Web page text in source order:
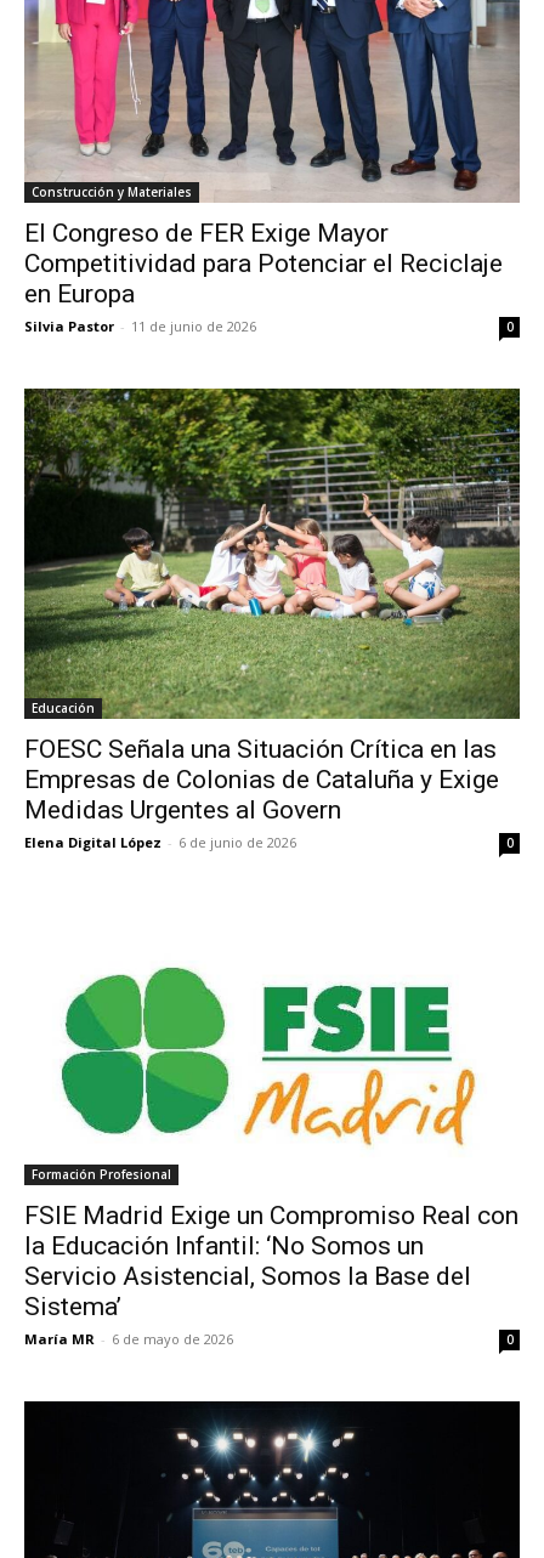
Construcción y Materiales
El Congreso de FER Exige Mayor
Competitividad para Potenciar el Reciclaje
en Europa
Silvia Pastor - 11 de junio de 2026 0
Educación
FOESC Señala una Situación Crítica en las
Empresas de Colonias de Cataluña y Exige
Medidas Urgentes al Govern
Elena Digital López - 6 de junio de 2026 0
Formación Profesional
FSIE Madrid Exige un Compromiso Real con
la Educación Infantil: ‘No Somos un
Servicio Asistencial, Somos la Base del
Sistema’
María MR - 6 de mayo de 2026 0